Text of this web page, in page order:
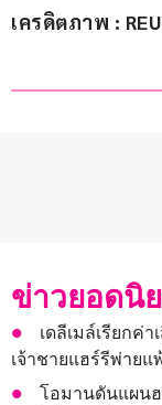
เครดิตภาพ :
ข่าวยอดนิ
เดลีเมล์เรียกค่
เจ้าชายแฮร์รีพ่ายแ
โอมานดันแผนฮ